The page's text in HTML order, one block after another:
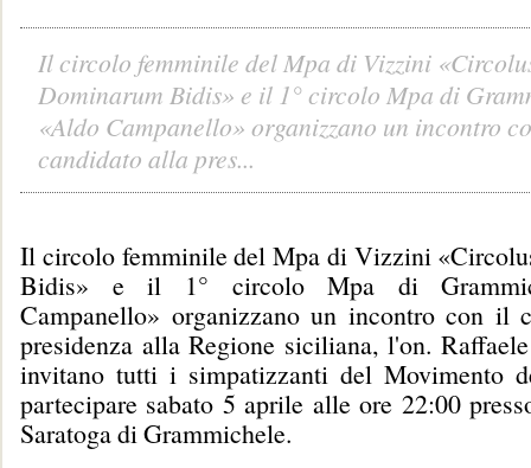
Il circolo femminile del Mpa di Vizzini
Dominarum Bidis» e il 1° circolo Mpa di
«Aldo Campanello» organizzano un incontro
candidato alla pres...
Il circolo femminile del Mpa di Vizzini
Bidis» e il 1° circolo Mpa di
Campanello» organizzano un incontro con il
presidenza alla Regione siciliana, l'on.
invitano tutti i simpatizzanti del Movimento
partecipare sabato 5 aprile alle ore 22:00
Saratoga di Grammichele.